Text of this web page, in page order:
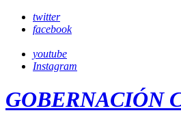
twitter
facebook
youtube
Instagram
GOBERNACIÓN